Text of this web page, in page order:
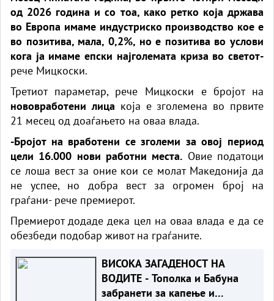
од 2026 година и со тоа, како ретко која држава
во Европа имаме индустриско производство кое е
во позитива, мала, 0,2%, но е позитива во услови
кога ја имаме епски најголемата криза во светот-
рече Мицкоски.
Третиот параметар, рече Мицкоски е бројот на
нововработени лица која е зголемена во првите
21 месец од доаѓањето на оваа влада.
-Бројот на вработени се зголеми за овој период
цели 16.000 нови работни места. Овие податоци
се лоша вест за оние кои се молат Македонија да
не успее, но добра вест за огромен број на
граѓани- рече премиерот.
Премиерот додаде дека цел на оваа влада е да се
обезбеди подобар живот на граѓаните.
ВИСОКА ЗАГАДЕНОСТ НА
ВОДИТЕ - Тополка и Бабуна
забранети за капење и